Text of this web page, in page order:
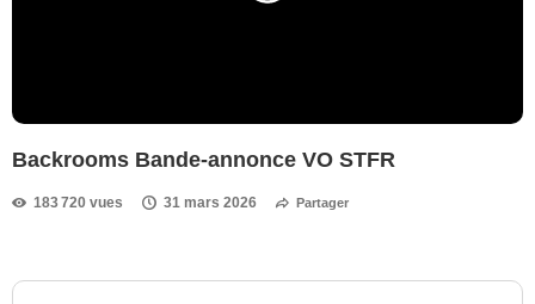
Backrooms Bande-annonce VO STFR
183 720 vues 31 mars 2026 Partager